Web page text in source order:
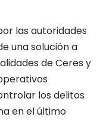
las autoridades
una solución a
de Ceres y
los delitos
en el último